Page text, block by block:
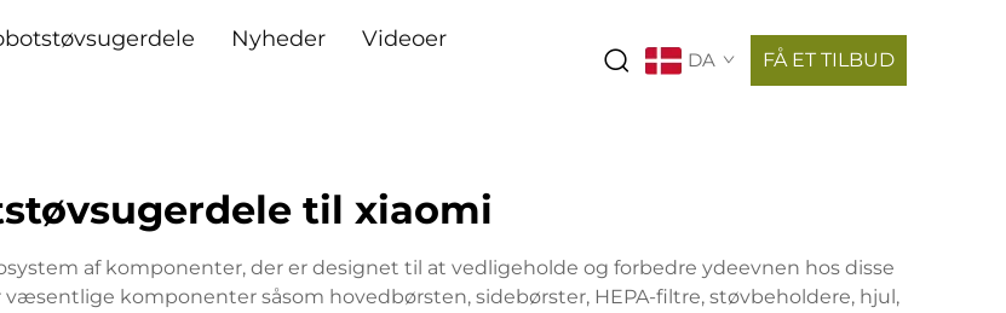
Nyheder
Videoer
DA FÅ ET TILBUD
til xiaomi
af komponenter, der er designet til at vedligeholde og forbedre ydeevnen hos disse
komponenter såsom hovedbørsten, sidebørster, HEPA-filtre, støvbeholdere, hjul,